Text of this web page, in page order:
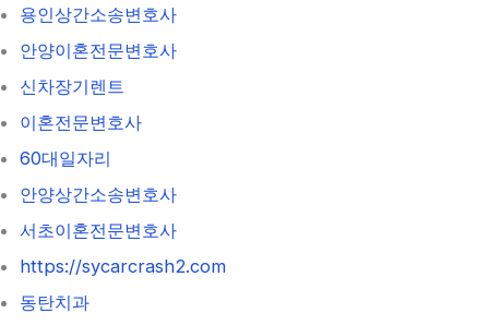
용인상간소송변호사
안양이혼전문변호사
신차장기렌트
이혼전문변호사
60대일자리
안양상간소송변호사
서초이혼전문변호사
https://sycarcrash2.com
동탄치과